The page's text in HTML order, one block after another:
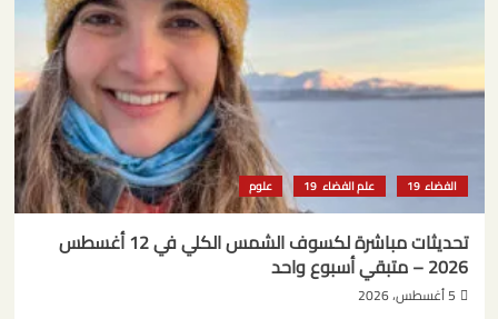
الفضاء علم الفضاء علوم
تحديثات مباشرة لكسوف الشمس الكلي في 12 أغسطس
2026 – متبقي أسبوع واحد
5 أغسطس، 2026